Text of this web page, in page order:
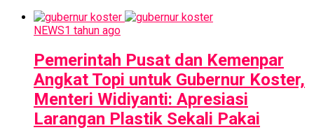
NEWS1 tahun ago
Pemerintah Pusat dan Kemenpar
Angkat Topi untuk Gubernur Koster,
Menteri Widiyanti: Apresiasi
Larangan Plastik Sekali Pakai